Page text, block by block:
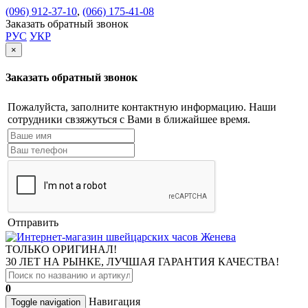
(096) 912-37-10, (066) 175-41-08
Заказать обратный звонок
РУС УКР
×
Заказать обратный звонок
Пожалуйста, заполните контактную информацию. Наши
сотрудники свзяжуться с Вами в ближайшее время.
Отправить
ТОЛЬКО ОРИГИНАЛ!
30 ЛЕТ НА РЫНКЕ, ЛУЧШАЯ ГАРАНТИЯ КАЧЕСТВА!
0
Toggle navigation Навигация